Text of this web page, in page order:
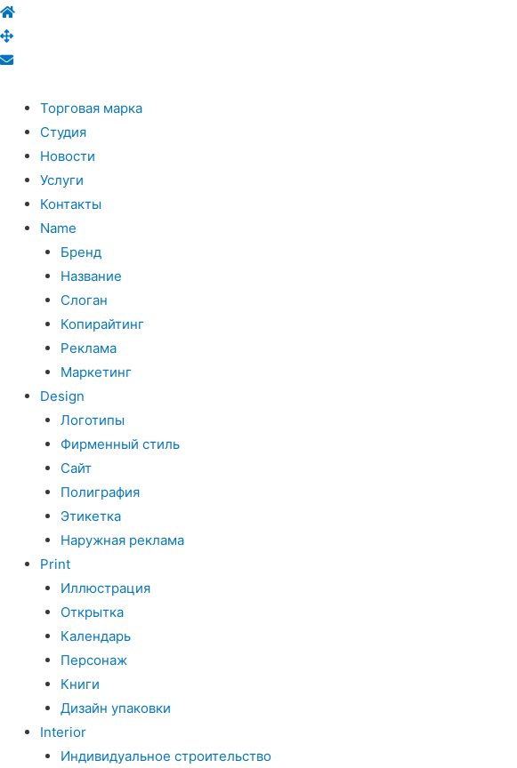
Торговая марка
Студия
Новости
Услуги
Контакты
Name
Бренд
Название
Слоган
Копирайтинг
Реклама
Маркетинг
Design
Логотипы
Фирменный стиль
Сайт
Полиграфия
Этикетка
Наружная реклама
Print
Иллюстрация
Открытка
Календарь
Персонаж
Книги
Дизайн упаковки
Interior
Индивидуальное строительство